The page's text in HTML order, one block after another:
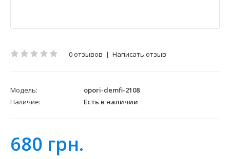
0 отзывов | Написать отзыв
Модель:
opori-demfi-2108
Наличие:
Есть в наличии
680 грн.